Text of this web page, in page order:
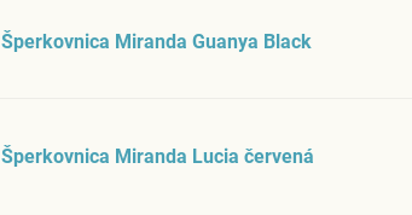
Šperkovnica Miranda Guanya Black
Šperkovnica Miranda Lucia červená